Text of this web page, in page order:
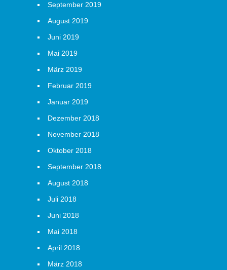
September 2019
August 2019
Juni 2019
Mai 2019
März 2019
Februar 2019
Januar 2019
Dezember 2018
November 2018
Oktober 2018
September 2018
August 2018
Juli 2018
Juni 2018
Mai 2018
April 2018
März 2018